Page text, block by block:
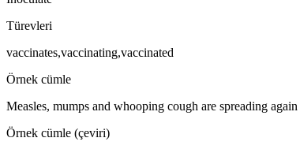
Türevleri
vaccinates,vaccinating,vaccinated
Örnek cümle
Measles, mumps and whooping cough are spreading
Örnek cümle (çeviri)